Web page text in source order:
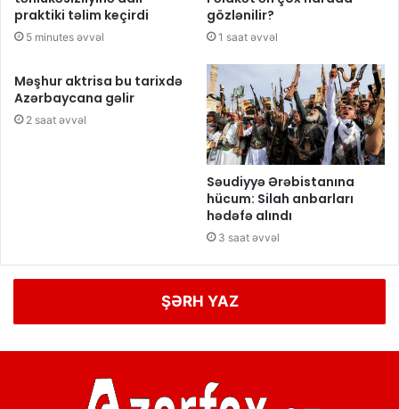
praktiki təlim keçirdi
5 minutes əvvəl
gözlənilir?
1 saat əvvəl
Məşhur aktrisa bu tarixdə
Azərbaycana gəlir
2 saat əvvəl
Səudiyyə Ərəbistanına
hücum: Silah anbarları
hədəfə alındı
3 saat əvvəl
ŞƏRH YAZ